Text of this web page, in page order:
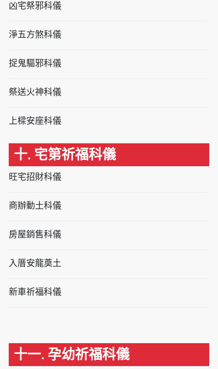
凶宅祭邪科儀
淨五方煞科儀
捉鬼驅邪科儀
祭送火神科儀
上樑安座科儀
十. 宅第祈福科儀
旺宅招財科儀
商辦動土科儀
房屋銷售科儀
入厝安龍奠土
新車祈福科儀
十一. 孕幼祈福科儀